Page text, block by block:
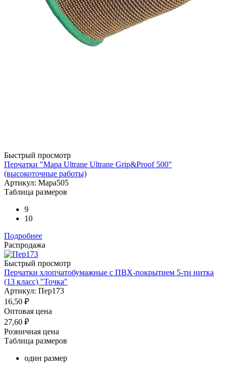
Быстрый просмотр
Перчатки "Mapa Ultrane Ultrane Grip&Proof 500"
(высокоточные работы)
Артикул: Mapa505
Таблица размеров
9
10
Подробнее
Распродажа
Быстрый просмотр
Перчатки хлопчатобумажные с ПВХ-покрытием 5-ти нитка
(13 класс) "Точка"
Артикул: Пер173
16,50 ₽
Оптовая цена
27,60 ₽
Розничная цена
Таблица размеров
один размер